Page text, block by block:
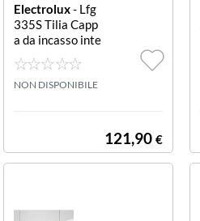
Electrolux- Lfg
335S Tilia Capp
a da incasso inte
grata Grigio Lfg
335S Tilia
NON DISPONIBILE
121,90 €